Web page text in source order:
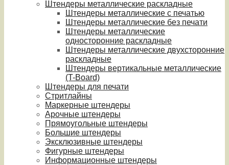
Штендеры металлические раскладные
Штендеры металлические с печатью
Штендеры металлические без печати
Штендеры металлические
односторонние раскладные
Штендеры металлические двухсторонние
раскладные
Штендеры вертикальные металлические
(T-Board)
Штендеры для печати
Стритлайны
Маркерные штендеры
Арочные штендеры
Прямоугольные штендеры
Большие штендеры
Эксклюзивные штендеры
Фигурные штендеры
Информационные штендеры